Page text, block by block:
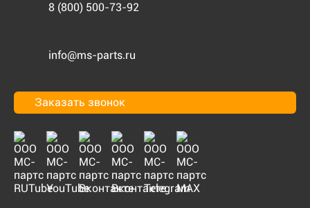
8 (800) 500-73-92
info@ms-parts.ru
Заказать звонок